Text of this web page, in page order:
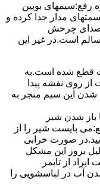
رﻓﻊ:سیمهای ﺑﻮﺑﯿﻦ
ﻣﺪار ﺟﺪا کرده و
ﺻﺪای ﭼﺮﺧﺶ
اﺳﺖ.در ﻏﯿﺮ اﯾﻦ
ﻗﻄﻊ ﺷﺪه اﺳﺖ.به
از روی ﻧﻘﺸﻪ ﭘﯿﺪا
ﺷﺪن اﯾﻦ ﺳﯿﻢ ﻣﻨﺠﺮ ﺑﻪ
ﺑﺎز ﺷﺪن ﺷﯿﺮ
بایست ﺷﯿﺮ را از
صورت خرابی
بروز این مشکل
از تایمر
آب در لباسشویی را